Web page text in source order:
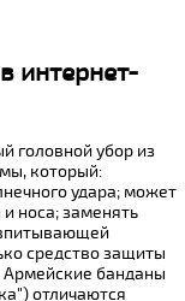
интернет-
головной убор из
который:
удара; может
носа; заменять
средство защиты
Армейские банданы
отличаются